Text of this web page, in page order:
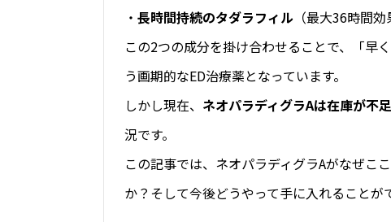
・ 長時間持続のタダラフィル （最大36時間効
この2つの成分を掛け合わせることで、「早
う画期的なED治療薬となっています。
しかし現在、 ネオパラディグラAは在庫が不
況です。
この記事では、ネオパラディグラAがなぜこ
か？そして今後どうやって手に入れることが